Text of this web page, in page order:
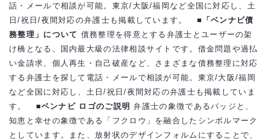
話・メールで相談が可能。東京/大阪/福岡など全国に対応し、土
日/祝日/夜間対応の弁護士も掲載しています。 ■「ベンナビ債
務整理」について 債務整理を得意とする弁護士とユーザーの架
け橋となる、国内最大級の法律相談サイトです。借金問題や過払
い金請求、個人再生・自己破産など、さまざまな債務整理に対応
する弁護士を探して電話・メールで相談が可能。東京/大阪/福岡
など全国に対応し、土日/祝日/夜間対応の弁護士も掲載していま
す。 ■ベンナビ ロゴのご説明 弁護士の象徴であるバッジと、
知恵と幸せの象徴である「フクロウ」を融合したシンボルマーク
としています。また、放射状のデザインフォルムにすることで、